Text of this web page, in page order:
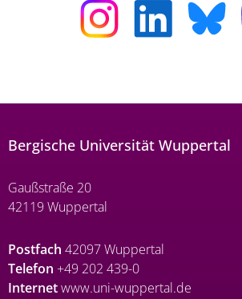
Bergische Universität Wuppertal
Gaußstraße 20
42119 Wuppertal
Postfach 42097 Wuppertal
Telefon +49 202 439-0
Internetwww.uni-wuppertal.de